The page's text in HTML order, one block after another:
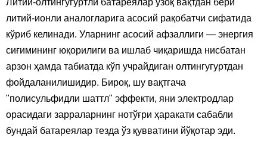
литий-ионли аналогларига асосий рақобатчи сифатида
кўриб келинади. Уларнинг асосий афзаллиги — энергия
сиғимининг юқорилиги ва ишлаб чиқаришда нисбатан
арзон ҳамда табиатда кўп учрайдиган олтингугуртдан
фойдаланилишидир. Бироқ, шу вақтгача
"полисульфидли шаттл" эффекти, яни электродлар
орасидаги зарраларнинг нотўғри ҳаракати сабабли
бундай батареялар тезда ўз қувватини йўқотар эди.